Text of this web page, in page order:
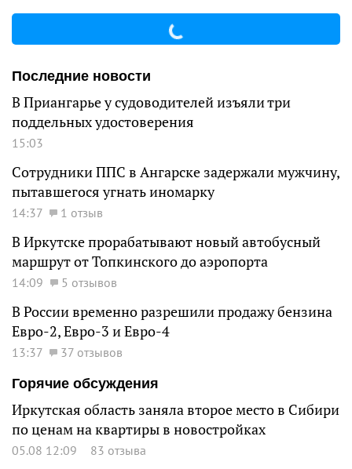
Последние новости
В Приангарье у судоводителей изъяли три
поддельных удостоверения
15:03
Сотрудники ППС в Ангарске задержали мужчину,
пытавшегося угнать иномарку
14:37 1 отзыв
В Иркутске прорабатывают новый автобусный
маршрут от Топкинского до аэропорта
14:09 5 отзывов
В России временно разрешили продажу бензина
Евро-2, Евро-3 и Евро-4
13:37
37 отзывов
Горячие обсуждения
Иркутская область заняла второе место в Сибири
по ценам на квартиры в новостройках
05.08 12:09 83 отзыва